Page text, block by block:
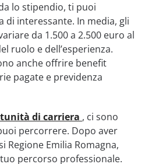
lo stipendio, ti puoi
di interessante. In media, gli
da 1.500 a 2.500 euro al
ruolo e dell’esperienza.
anche offrire benefit
pagate e previdenza
di carriera , ci sono
percorrere. Dopo aver
Regione Emilia Romagna,
percorso professionale.